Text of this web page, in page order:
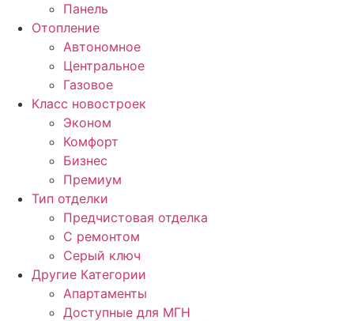
Панель
Отопление
Автономное
Центральное
Газовое
Класс новостроек
Эконом
Комфорт
Бизнес
Премиум
Тип отделки
Предчистовая отделка
С ремонтом
Серый ключ
Другие Категории
Апартаменты
Доступные для МГН